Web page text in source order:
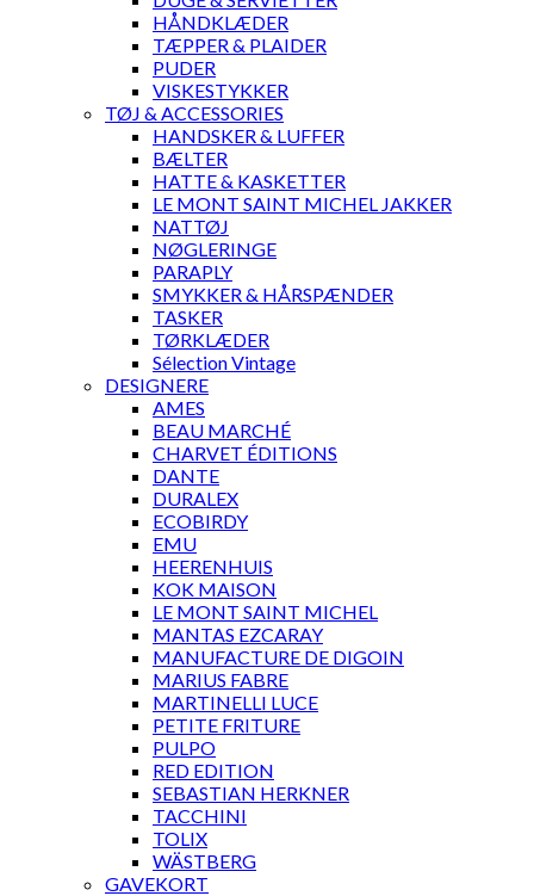
HÅNDKLÆDER
TÆPPER & PLAIDER
PUDER
VISKESTYKKER
TØJ & ACCESSORIES
HANDSKER & LUFFER
BÆLTER
HATTE & KASKETTER
LE MONT SAINT MICHEL JAKKER
NATTØJ
NØGLERINGE
PARAPLY
SMYKKER & HÅRSPÆNDER
TASKER
TØRKLÆDER
Sélection Vintage
DESIGNERE
AMES
BEAU MARCHÉ
CHARVET ÉDITIONS
DANTE
DURALEX
ECOBIRDY
EMU
HEERENHUIS
KOK MAISON
LE MONT SAINT MICHEL
MANTAS EZCARAY
MANUFACTURE DE DIGOIN
MARIUS FABRE
MARTINELLI LUCE
PETITE FRITURE
PULPO
RED EDITION
SEBASTIAN HERKNER
TACCHINI
TOLIX
WÄSTBERG
GAVEKORT